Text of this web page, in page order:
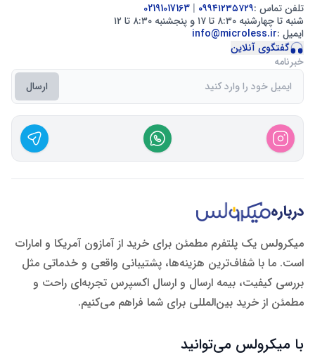
تلفن تماس :۰۹۹۴۱۲۳۵۷۲۹ |
شنبه تا چهارشنبه ۸:۳۰ تا ۱۷ و پنجشنبه ۸:۳۰ تا ۱۲
ایمیل :info@microless.ir
گفتگوی آنلاین
خبرنامه
ارسال
درباره
میکرولس یک پلتفرم مطمئن برای خرید از آمازون آمریکا و امارات
است. ما با شفاف‌ترین هزینه‌ها، پشتیبانی واقعی و خدماتی مثل
بررسی کیفیت، بیمه ارسال و ارسال اکسپرس تجربه‌ای راحت و
مطمئن از خرید بین‌المللی برای شما فراهم می‌کنیم.
با میکرولس می‌توانید